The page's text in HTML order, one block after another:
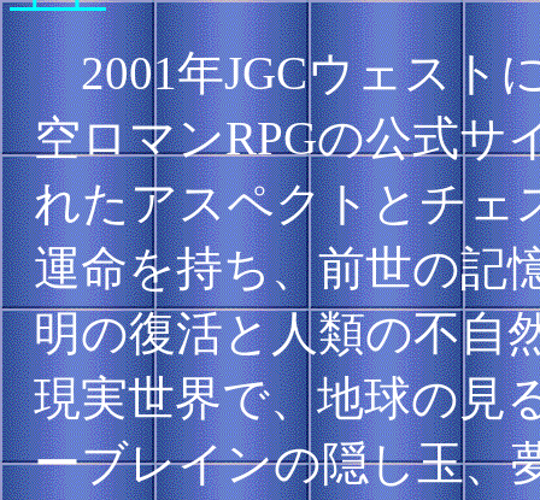
2001年JGCウェスト
空ロマンRPGの公式サ
れたアスペクトとチェ
運命を持ち、前世の記
明の復活と人類の不自
現実世界で、地球の見
ーブレインの隠し玉、